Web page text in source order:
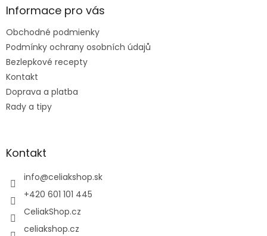
ä
e
Informace pro vás
Obchodné podmienky
Podmínky ochrany osobních údajů
Bezlepkové recepty
Kontakt
Doprava a platba
Rady a tipy
Kontakt
info@celiakshop.sk
+420 601 101 445
CeliakShop.cz
celiakshop.cz